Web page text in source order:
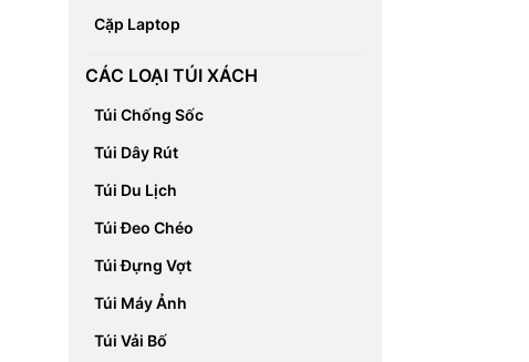
Cặp Laptop
CÁC LOẠI TÚI XÁCH
Túi Chống Sốc
Túi Dây Rút
Túi Du Lịch
Túi Đeo Chéo
Túi Đựng Vợt
Túi Máy Ảnh
Túi Vải Bố